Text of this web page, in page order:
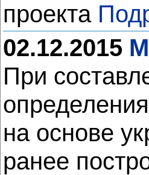
проекта
02.12.2015
При
на основе
ранее